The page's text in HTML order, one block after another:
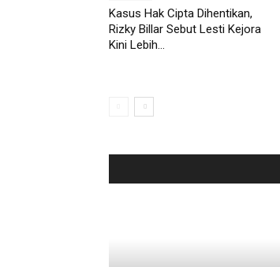
Kasus Hak Cipta Dihentikan,
Rizky Billar Sebut Lesti Kejora
Kini Lebih...